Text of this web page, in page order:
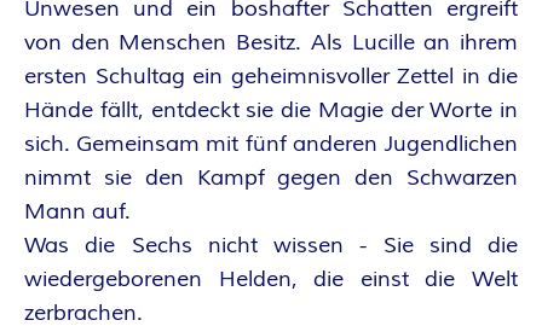
O
R
:
I
N
Unwesen und ein boshafter Schatten ergreift
von den Menschen Besitz. Als Lucille an ihrem
ersten Schultag ein geheimnisvoller Zettel in die
Hände fällt, entdeckt sie die Magie der Worte in
sich. Gemeinsam mit fünf anderen Jugendlichen
nimmt sie den Kampf gegen den Schwarzen
Mann auf.
Was die Sechs nicht wissen - Sie sind die
wiedergeborenen Helden, die einst die Welt
zerbrachen.